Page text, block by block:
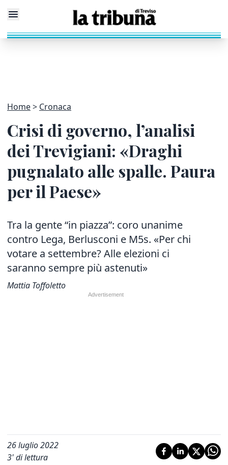
Home Cronaca
Crisi di governo, l’analisi
dei Trevigiani: «Draghi
pugnalato alle spalle. Paura
per il Paese»
Tra la gente “in piazza”: coro unanime
contro Lega, Berlusconi e M5s. «Per chi
votare a settembre? Alle elezioni ci
saranno sempre più astenuti»
Mattia Toffoletto
26 luglio 2022
3' di lettura